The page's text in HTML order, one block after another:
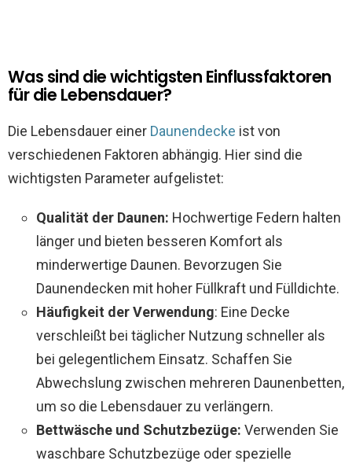
Was sind die wichtigsten Einflussfaktoren
für die Lebensdauer?
Die Lebensdauer einer Daunendecke ist von
verschiedenen Faktoren abhängig. Hier sind die
wichtigsten Parameter aufgelistet:
Qualität der Daunen: Hochwertige Federn halten
länger und bieten besseren Komfort als
minderwertige Daunen. Bevorzugen Sie
Daunendecken mit hoher Füllkraft und Fülldichte.
Häufigkeit der Verwendung: Eine Decke
verschleißt bei täglicher Nutzung schneller als
bei gelegentlichem Einsatz. Schaffen Sie
Abwechslung zwischen mehreren Daunenbetten,
um so die Lebensdauer zu verlängern.
Bettwäsche und Schutzbezüge: Verwenden Sie
waschbare Schutzbezüge oder spezielle